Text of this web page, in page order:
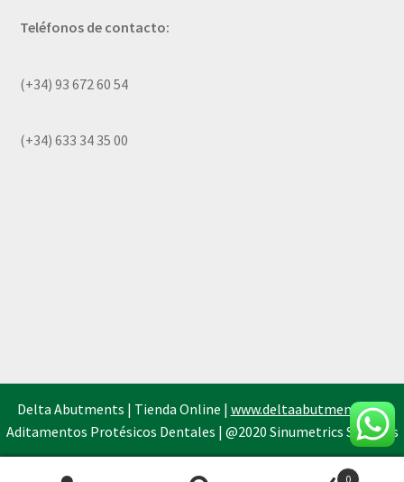
Teléfonos de contacto:
(+34) 93 672 60 54
(+34) 633 34 35 00
Delta Abutments | Tienda Online | www.deltaabutments.es|
Aditamentos Protésicos Dentales | @2020 Sinumetrics Systems
0